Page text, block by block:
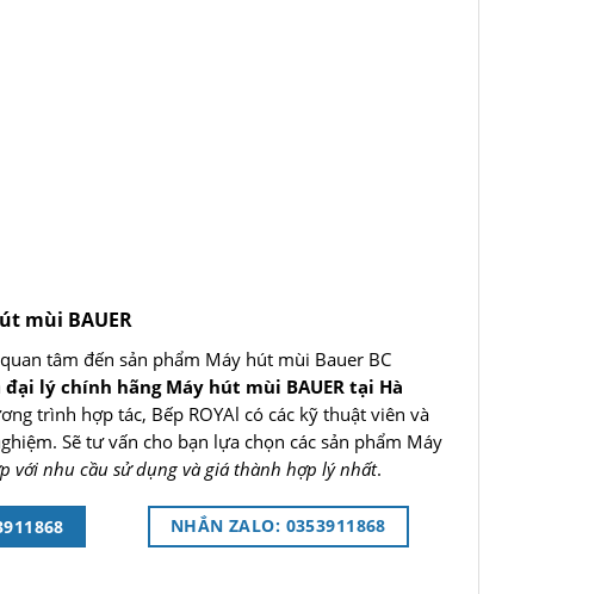
mùi BAUER
tâm đến sản phẩm Máy hút mùi Bauer BC
đại lý chính hãng Máy hút mùi BAUER tại Hà
trình hợp tác, Bếp ROYAl có các kỹ thuật viên và
Sẽ tư vấn cho bạn lựa chọn các sản phẩm Máy
với nhu cầu sử dụng và giá thành hợp lý nhất.
NHẮN ZALO: 0353911868